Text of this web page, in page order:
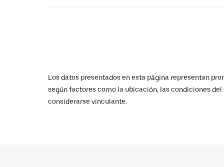
Los datos presentados en esta página representan
según factores como la ubicación, las condiciones
considerarse vinculante.